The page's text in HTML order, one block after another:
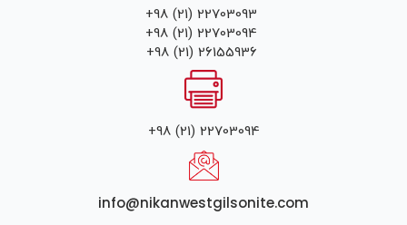
+98 (21) 22703093
+98 (21) 22703094
+98 (21) 26155936
+98 (21) 22703094
info@nikanwestgilsonite.com